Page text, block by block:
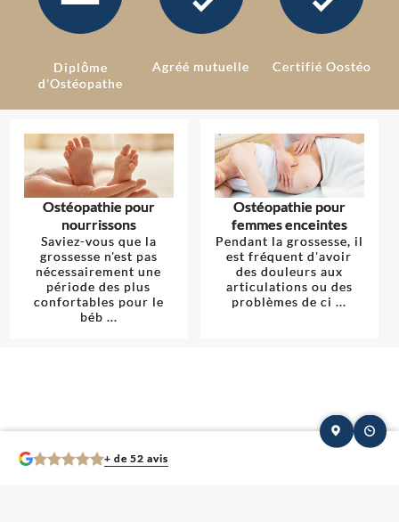
Diplôme
d'Ostéopathe
Agréé mutuelle Certifié Oostéo
Ostéopathie pour
nourrissons
Saviez-vous que la
grossesse n'est pas
nécessairement une
période des plus
confortables pour le
béb ...
Ostéopathie pour
femmes enceintes
Pendant la grossesse, il
est fréquent d'avoir
des douleurs aux
articulations ou des
problèmes de ci ...
+ de 52 avis